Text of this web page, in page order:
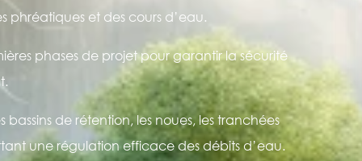
phréatiques et des cours d’eau.
phases de projet pour garantir la sécurité
bassins de rétention, les noues, les tranchées
une régulation efficace des débits d’eau.